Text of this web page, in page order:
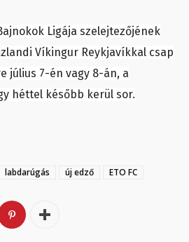
Ligája szelejtezőjének
Víkingur Reykjavíkkal csap
július 7-én vagy 8-án, a
héttel később kerül sor.
labdarúgás új edző ETO FC